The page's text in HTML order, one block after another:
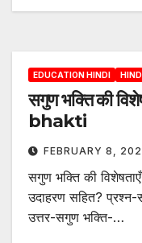
EDUCATION HINDI
सगुण भक्ति की
bhakti
FEBRUARY 8,
सगुण भक्ति की
उदाहरण सहित? प्रश्न-
उत्तर-सगुण भक्ति-…